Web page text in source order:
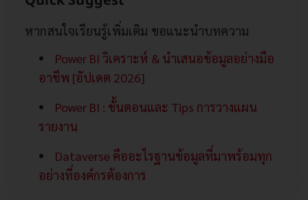
หากสนใจเรียนรู้เพิ่มเติม ขอแนะนำบทความ
Power BI วิเคราะห์ & นำเสนอข้อมูลอย่างมือ
อาชีพ [อัปเดต 2026]
Power BI : ขั้นตอนและ Tips การวางแผน
รายงาน
Dataverse คืออะไรฐานข้อมูลที่มาพร้อมทุก
อย่างที่องค์กรต้องการ